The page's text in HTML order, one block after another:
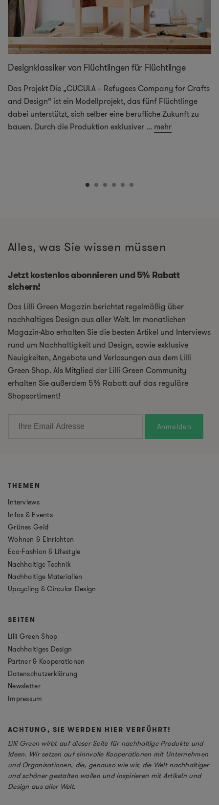
Designklassiker von Flüchtlingen für Flüchtlinge
Das Projekt Die „CUCULA – Refugees Company for Crafts
and Design“ ist ein Modellprojekt, das fünf Flüchtlinge
dabei unterstützt, sich selber eine berufliche Zukunft zu
bauen. Durch die Produktion exklusiver ... mehr
Alles, was Sie wissen müssen
Jetzt kostenlos abonnieren und 5% Rabatt
sichern!
Das Lilli Green Magazin berichtet regelmäßig über
nachhaltiges Design aus aller Welt. Im monatlichen
Magazin-Abo erhalten Sie die besten Artikel und Interviews
rund um Nachhaltigkeit und Design, sowie exklusive
Neuigkeiten, Angebote und Verlosungen aus dem Lilli
Green Shop. Als Mitglied der Lilli Green Community
erhalten Sie außerdem 5% Rabatt auf das reguläre
Shopsortiment!
THEMEN
Interviews
Infos & Events
Grünes Geld
Wohnen & Einrichten
Eco-Fashion & Lifestyle
Nachhaltige Technik
Nachhaltige Materialien
Upcycling & Circular Design
SEITEN
Lilli Green Shop
Nachhaltiges Design
Partner & Kooperationen
Datenschutzerklärung
Newsletter
Impressum
ACHTUNG, SIE WERDEN HIER VERFÜHRT!
Lilli Green wirbt auf dieser Seite für nachhaltige Produkte und
Ideen. Wir setzen auf sinnvolle Kooperationen mit Unternehmen
und Organisationen, die, genauso wie wir, die Welt nachhaltiger
und schöner gestalten wollen und inspirieren mit Artikeln und
Design aus aller Welt.